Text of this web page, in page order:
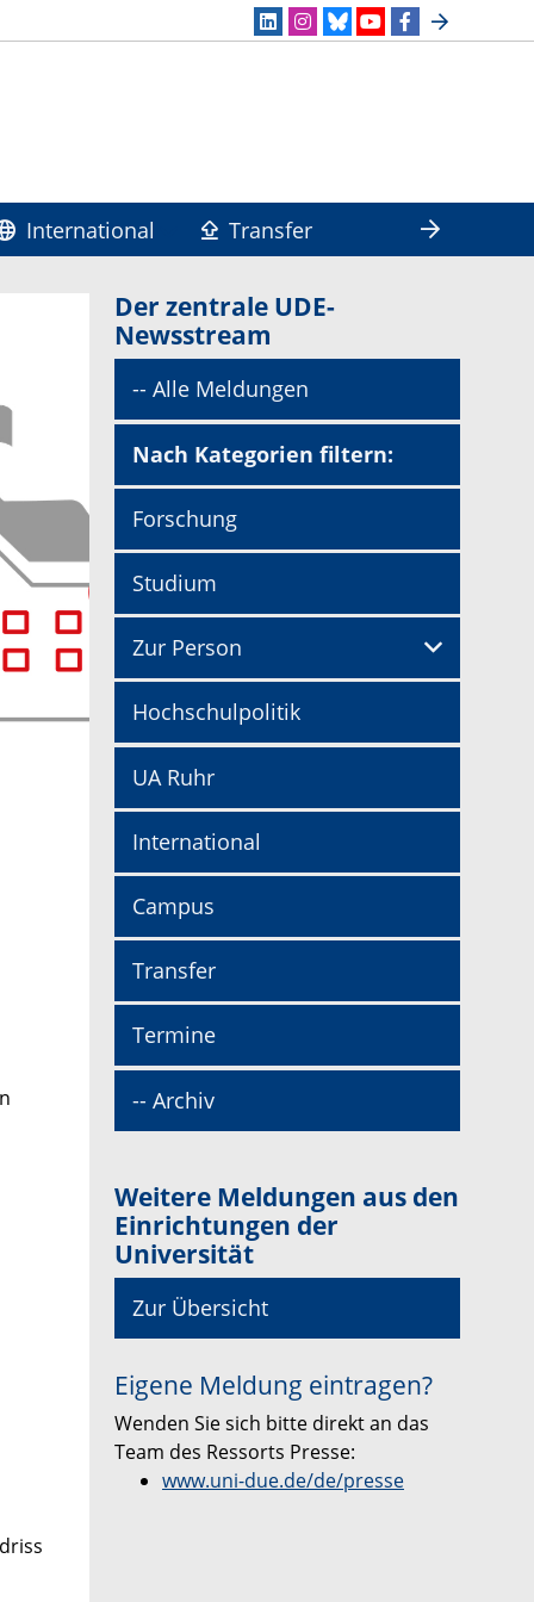
International
Transfer
Der zentrale UDE-
Newsstream
-- Alle Meldungen
Nach Kategorien filtern:
Forschung
Studium
Zur Person
Hochschulpolitik
UA Ruhr
International
Campus
Transfer
Termine
-- Archiv
Weitere Meldungen aus den
Einrichtungen der
Universität
Zur Übersicht
Eigene Meldung eintragen?
Wenden Sie sich bitte direkt an das
Team des Ressorts Presse:
www.uni-due.de/de/presse